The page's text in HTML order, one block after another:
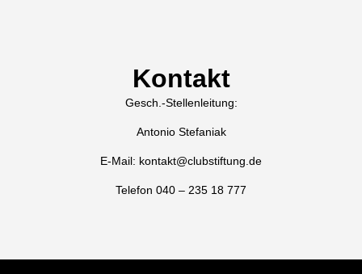
Kontakt
Gesch.-Stellenleitung:
Antonio Stefaniak
E-Mail: kontakt@clubstiftung.de
Telefon 040 – 235 18 777